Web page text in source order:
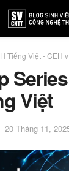
Tiếng Việt - CEH
Việt
20 Tháng 11,